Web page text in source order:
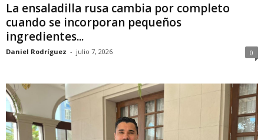
La ensaladilla rusa cambia por completo
cuando se incorporan pequeños
ingredientes...
Daniel Rodríguez - julio 7, 2026 0